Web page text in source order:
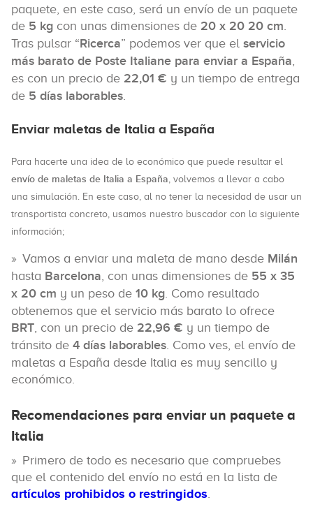
paquete, en este caso, será un envío de un paquete
de 5 kg con unas dimensiones de 20 x 20 20 cm.
Tras pulsar “Ricerca” podemos ver que el servicio
más barato de Poste Italiane para enviar a España,
es con un precio de 22,01 € y un tiempo de entrega
de 5 días laborables.
Enviar maletas de Italia a España
Para hacerte una idea de lo económico que puede resultar el
envío de maletas de Italia a España, volvemos a llevar a cabo
una simulación. En este caso, al no tener la necesidad de usar un
transportista concreto, usamos nuestro buscador con la siguiente
información;
Vamos a enviar una maleta de mano desde Milán
hasta Barcelona, con unas dimensiones de 55 x 35
x 20 cm y un peso de 10 kg. Como resultado
obtenemos que el servicio más barato lo ofrece
BRT, con un precio de 22,96 € y un tiempo de
tránsito de 4 días laborables. Como ves, el envío de
maletas a España desde Italia es muy sencillo y
económico.
Recomendaciones para enviar un paquete a
Italia
Primero de todo es necesario que compruebes
que el contenido del envío no está en la lista de
artículos prohibidos o restringidos.